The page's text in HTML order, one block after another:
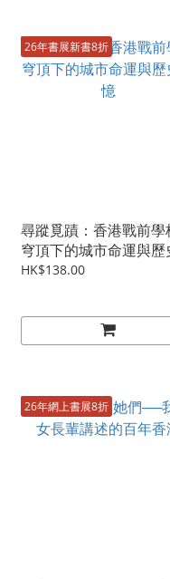
26年書展新書8折
尋蹤覓蹟：香港戰前學
穹頂下的城市命運與歷
憶
HK$138.00
26年網上書展8折